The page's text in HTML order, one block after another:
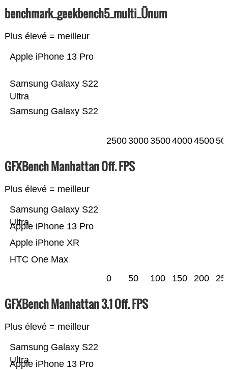
benchmark_geekbench5_multi_Ünum
Plus élevé = meilleur
Samsung Galaxy S22
Samsung Galaxy S22
Ultra
Apple iPhone 13 Pro
25003000350040004500
GFXBench Manhattan Off. FPS
Plus élevé = meilleur
HTC One Max
Apple iPhone XR
Apple iPhone 13 Pro
Samsung Galaxy S22
Ultra
0 50 100 150 200
GFXBench Manhattan 3.1 Off. FPS
Plus élevé = meilleur
Apple iPhone 13 Pro
Samsung Galaxy S22
Ultra